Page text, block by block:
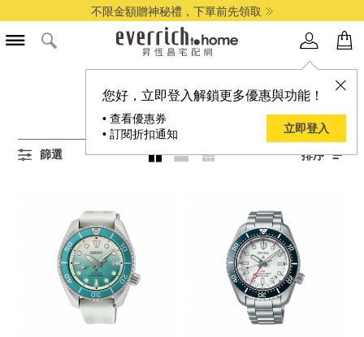
不限金額贈神秘禮，下單前先領取
您好，立即登入解鎖更多優惠與功能！
• 查看優惠券
• 訂閱折扣通知
立即登入
所有休閒錶商品
30
篩選 排序